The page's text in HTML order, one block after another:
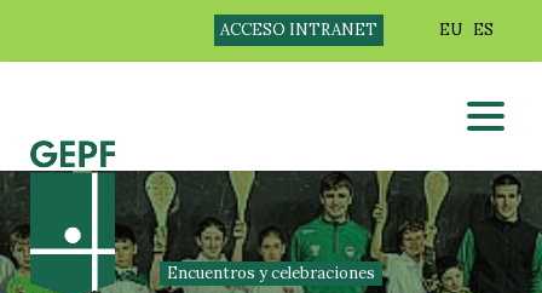
ACCESO INTRANET EU ES
Encuentros y celebraciones